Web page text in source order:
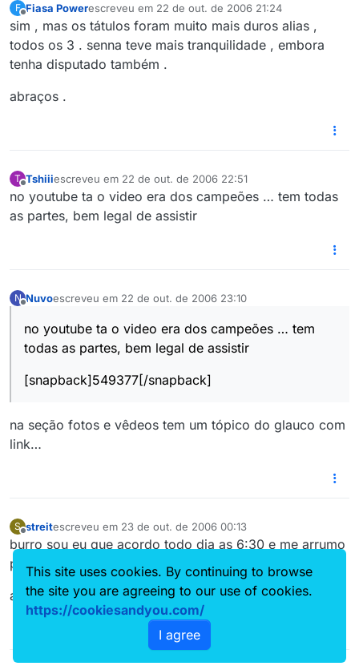
F Fiasa Powerescreveu em 22 de out. de 2006 21:24
última edição por
sim , mas os tátulos foram muito mais duros alias ,
todos os 3 . senna teve mais tranquilidade , embora
tenha disputado também .
abraços .
T
Offline
Tshiiiescreveu em 22 de out. de 2006 22:51
última edição por
no youtube ta o video era dos campeões … tem todas
as partes, bem legal de assistir
N Nuvoescreveu em 22 de out. de 2006 23:10
última edição por
no youtube ta o video era dos campeões … tem
todas as partes, bem legal de assistir
[snapback]549377[/snapback]
na seção fotos e vêdeos tem um tópico do glauco com
link…
S streitescreveu em 23 de out. de 2006 00:13
última edição por
burro sou eu que acordo todo dia as 6:30 e me arrumo
pra ir trabalhar.
abraços.
This site uses cookies. By continuing to browse
the site you are agreeing to our use of cookies.
https://cookiesandyou.com/
I agree